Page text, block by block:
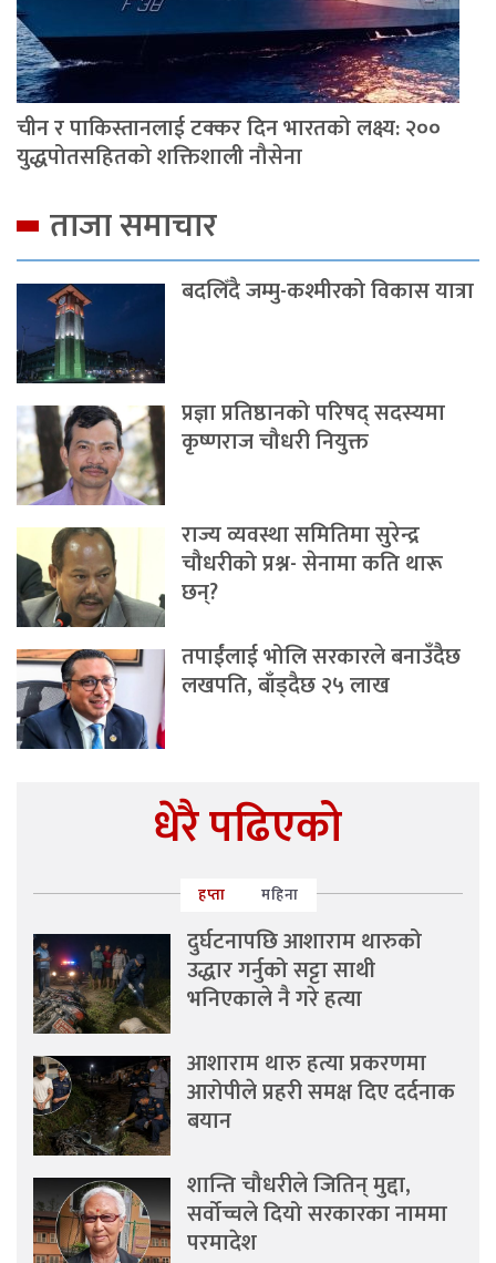
चीन र पाकिस्तानलाई टक्कर दिन भारतको लक्ष्य: २००
युद्धपोतसहितको शक्तिशाली नौसेना
ताजा समाचार
बदलिँदै जम्मु-कश्मीरको विकास यात्रा
प्रज्ञा प्रतिष्ठानको परिषद् सदस्यमा
कृष्णराज चौधरी नियुक्त
राज्य व्यवस्था समितिमा सुरेन्द्र
चौधरीको प्रश्न- सेनामा कति थारू
छन्?
तपाईंलाई भोलि सरकारले बनाउँदैछ
लखपति, बाँड्दैछ २५ लाख
धेरै पढिएको
हप्ता महिना
दुर्घटनापछि आशाराम थारुको
उद्धार गर्नुको सट्टा साथी
भनिएकाले नै गरे हत्या
आशाराम थारु हत्या प्रकरणमा
आरोपीले प्रहरी समक्ष दिए दर्दनाक
बयान
शान्ति चौधरीले जितिन् मुद्दा,
सर्वोच्चले दियो सरकारका नाममा
परमादेश